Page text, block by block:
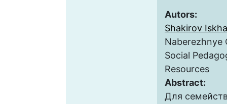
Autors:
Shakirov
Naberezhnye
Social
Resources
Abstract:
Для